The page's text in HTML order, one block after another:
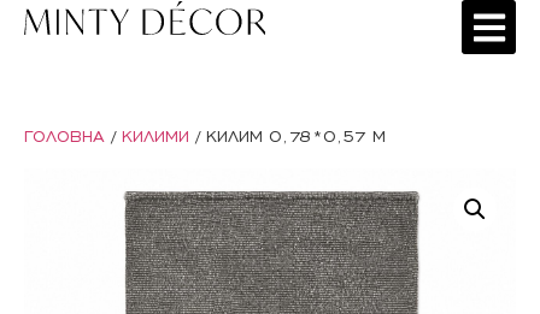
ГОЛОВНА / КИЛИМИ / КИЛИМ 0,78*0,57 М